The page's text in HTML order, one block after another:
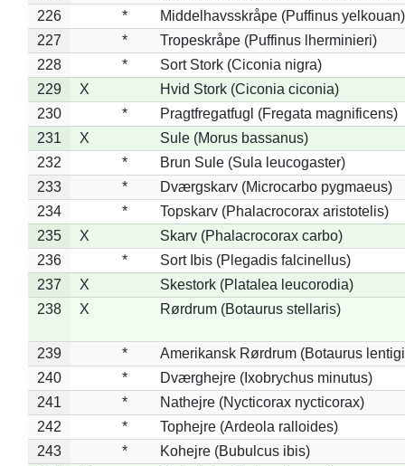
226
*
Middelhavsskråpe (Puffinus yelkouan)
227
*
Tropeskråpe (Puffinus lherminieri)
228
*
Sort Stork (Ciconia nigra)
229
X
Hvid Stork (Ciconia ciconia)
230
*
Pragtfregatfugl (Fregata magnificens)
231
X
Sule (Morus bassanus)
232
*
Brun Sule (Sula leucogaster)
233
*
Dværgskarv (Microcarbo pygmaeus)
234
*
Topskarv (Phalacrocorax aristotelis)
235
X
Skarv (Phalacrocorax carbo)
236
*
Sort Ibis (Plegadis falcinellus)
237
X
Skestork (Platalea leucorodia)
238
X Rørdrum (Botaurus stellaris)
239 *
Amerikansk Rørdrum (Botaurus
240
*
Dværghejre (Ixobrychus minutus)
241
*
Nathejre (Nycticorax nycticorax)
242
*
Tophejre (Ardeola ralloides)
243
*
Kohejre (Bubulcus ibis)